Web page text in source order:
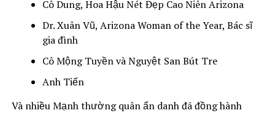
Cô Dung, Hoa Hậu Nét Đẹp Cao Niên Arizona
Dr. Xuân Vũ, Arizona Woman of the Year, Bác sĩ
gia đình
Cô Mộng Tuyền và Nguyệt San Bút Tre
Anh Tiến
Và nhiều Mạnh thường quân ẩn danh đã đồng hành